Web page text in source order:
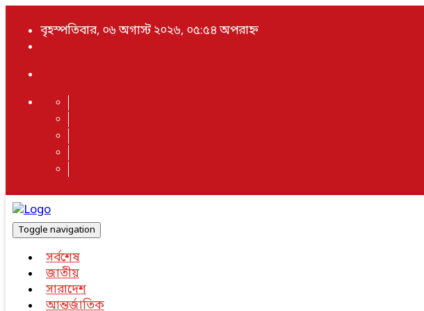
বৃহস্পতিবার, ০৬ অগাস্ট ২০২৬, ০৫:৫৪ অপরাহ্ন
Toggle navigation
সর্বশেষ
জাতীয়
সারাদেশ
আন্তর্জাতিক